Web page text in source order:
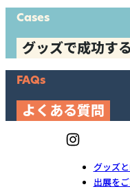
Cases
グッズで成功す
FAQs
よくある質問
グッズ
出展を